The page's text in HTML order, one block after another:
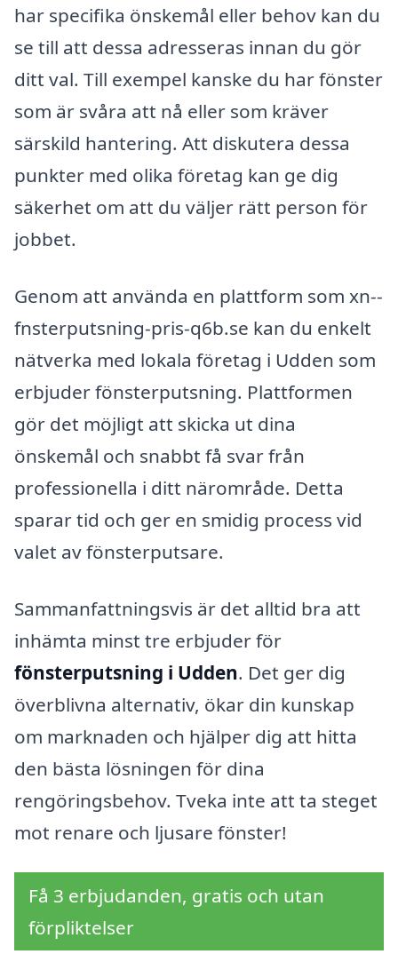
har specifika önskemål eller behov kan du
se till att dessa adresseras innan du gör
ditt val. Till exempel kanske du har fönster
som är svåra att nå eller som kräver
särskild hantering. Att diskutera dessa
punkter med olika företag kan ge dig
säkerhet om att du väljer rätt person för
jobbet.
Genom att använda en plattform som xn--
fnsterputsning-pris-q6b.se kan du enkelt
nätverka med lokala företag i Udden som
erbjuder fönsterputsning. Plattformen
gör det möjligt att skicka ut dina
önskemål och snabbt få svar från
professionella i ditt närområde. Detta
sparar tid och ger en smidig process vid
valet av fönsterputsare.
Sammanfattningsvis är det alltid bra att
inhämta minst tre erbjuder för
fönsterputsning i Udden. Det ger dig
överblivna alternativ, ökar din kunskap
om marknaden och hjälper dig att hitta
den bästa lösningen för dina
rengöringsbehov. Tveka inte att ta steget
mot renare och ljusare fönster!
Få 3 erbjudanden, gratis och utan
förpliktelser